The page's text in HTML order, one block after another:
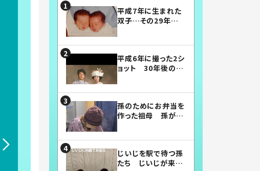
平成7年に生まれた
双子…その29年後
平成6年に撮った2シ
ョット 30年後の姿
孫のためにお弁当を
作った祖母 孫が絶
じいじを駅で待つ孫
たち じいじが来た